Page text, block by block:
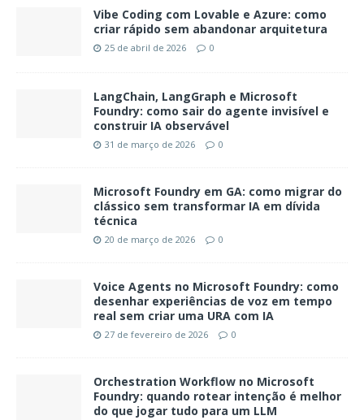
Vibe Coding com Lovable e Azure: como
criar rápido sem abandonar arquitetura
25 de abril de 2026 0
LangChain, LangGraph e Microsoft
Foundry: como sair do agente invisível e
construir IA observável
31 de março de 2026 0
Microsoft Foundry em GA: como migrar do
clássico sem transformar IA em dívida
técnica
20 de março de 2026 0
Voice Agents no Microsoft Foundry: como
desenhar experiências de voz em tempo
real sem criar uma URA com IA
27 de fevereiro de 2026 0
Orchestration Workflow no Microsoft
Foundry: quando rotear intenção é melhor
do que jogar tudo para um LLM